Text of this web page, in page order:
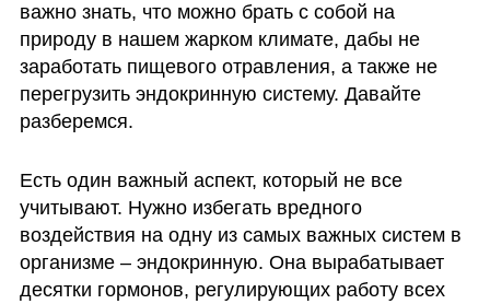
важно знать, что можно брать с собой на
природу в нашем жарком климате, дабы не
заработать пищевого отравления, а также не
перегрузить эндокринную систему. Давайте
разберемся.
Есть один важный аспект, который не все
учитывают. Нужно избегать вредного
воздействия на одну из самых важных систем в
организме – эндокринную. Она вырабатывает
десятки гормонов, регулирующих работу всех